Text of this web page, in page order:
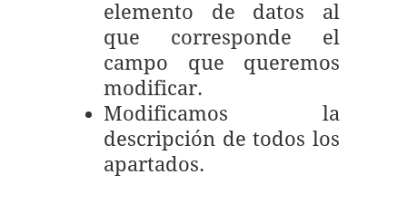
elemento de datos al
que corresponde el
campo que queremos
modificar.
Modificamos la
descripción de todos los
apartados.